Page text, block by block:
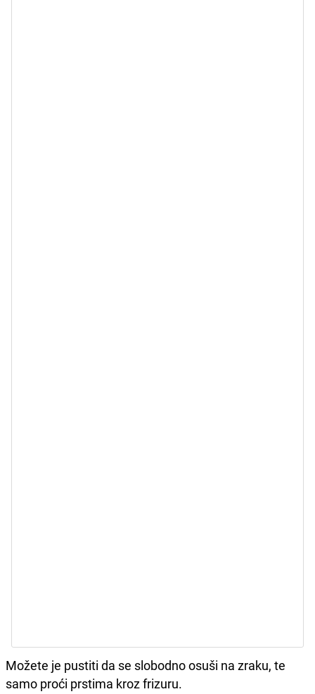
Možete je pustiti da se slobodno osuši na zraku, te
samo proći prstima kroz frizuru.